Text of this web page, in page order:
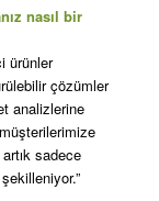
nasıl bir
ürünler
çözümler
analizlerine
sadece